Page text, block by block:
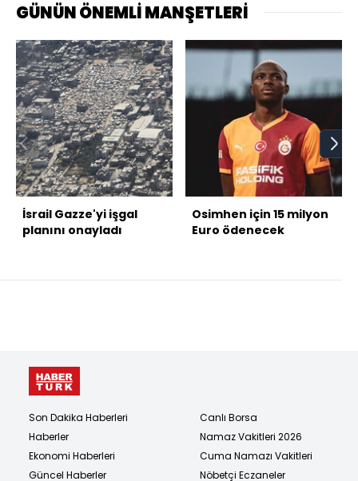
GÜNÜN ÖNEMLİ MANŞETLERİ
İsrail Gazze'yi işgal
planını onayladı
Osimhen için 15 milyon
Euro ödenecek
Son Dakika Haberleri
Haberler
Ekonomi Haberleri
Güncel Haberler
Canlı Borsa
Namaz Vakitleri 2026
Cuma Namazı Vakitleri
Nöbetçi Eczaneler